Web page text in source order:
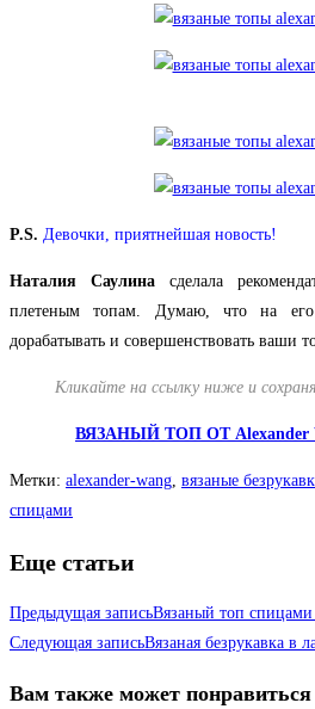
P.S. Девочки, приятнейшая новость!
Наталия Саулинасделала
плетеным топам. Думаю, что на
дорабатывать и совершенствовать ваши
Кликайте на ссылку ниже и
ВЯЗАНЫЙ ТОП ОТ
Метки: alexander-wang, вязаные
спицами
Еще статьи
Предыдущая записьВязаный топ
Следующая записьВязаная безрукавка в
Вам также может понравиться